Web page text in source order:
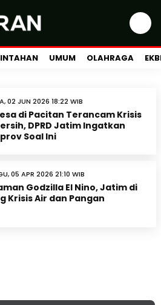
UMUM OLAHRAGA
02 JUN 2026 18:22 WIB
di Pacitan Terancam Krisis
DPRD Jatim Ingatkan
Soal Ini
05 APR 2026 21:10 WIB
Godzilla El Nino, Jatim di
Krisis Air dan Pangan